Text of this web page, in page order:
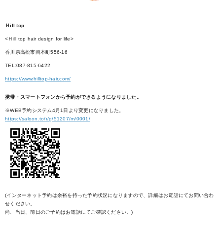
Ｈill top
<Ｈill top hair design for life>
香川県高松市岡本町556-16
TEL:087-815-6422
https://www.hilltop-hair.com/
携帯・スマートフォンから予約ができるようになりました。
※WEB予約システム4月1日より変更になりました。
https://saloon.to/r/g/51207/m/0001/
(インターネット予約は余裕を持った予約状況になりますので、詳細はお電話にてお問い合わ
せください。
尚、当日、前日のご予約はお電話にてご確認ください。)